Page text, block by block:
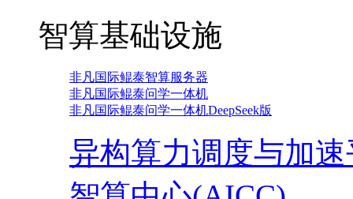
智算基础设施
非凡国际鲲泰智算服务器
非凡国际鲲泰问学一体机
非凡国际鲲泰问学一体机DeepSeek版
异构算力调度与加